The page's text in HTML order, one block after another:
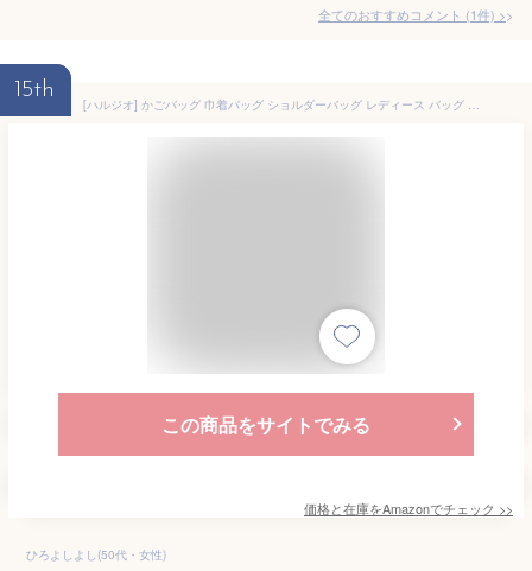
全てのおすすめコメント (1件) >
15th
[ハルジオ] かごバッグ 巾着バッグ ショルダーバッグ レディース バッグ カゴバッグ 小さめ 軽量 ミニ ショルダー バック 巾着 鞄 かばん 巾着ポーチ 巾着袋 ポシェット ポーチ 斜めがけ 肩掛け おしゃれ かわいい 浴衣 袴 ドレス 和装 (オフホワイト)
この商品をサイトでみる
価格と在庫をAmazonでチェック >>
ひろよしよし(50代・女性)